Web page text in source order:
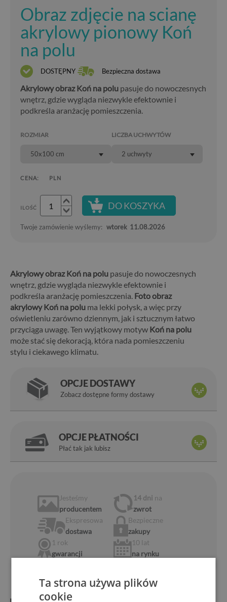
Obraz zdjęcie na scianę
akrylowy pionowy Koń
na polu
DOSTĘPNY Bezpieczna dostawa
Akrylowy obraz Koń na polu pasuje do nowoczesnych
wnętrz, gdzie wygląda niezwykle efektownie i
podkreśla aranżację pomieszczenia.
ROZMIAR
50x100 cm
LICZBA UCHWYTÓW
2 uchwyty
CENA: PLN
ILOŚĆ DO KOSZYKA
Twoje zamówienie wyślemy: wtorek 11.08.2026
Akrylowy obraz Koń na polu pasuje do nowoczesnych
wnętrz, gdzie wygląda niezwykle efektownie i
podkreśla aranżację pomieszczenia. Foto obraz
akrylowy Koń na polu ma lekki połysk, a więc przy
oświetleniu zarówno dziennym, jak i sztucznym łatwo
przyciąga uwagę. Ten wyjątkowy motyw Koń na polu
może stać się dekoracją, która nada pomieszczeniu
stylu i ciekawego klimatu.
OPCJE DOSTAWY
Zobacz dostępne formy dostawy
OPCJE PŁATNOŚCI
Płać tak jak lubisz
Jesteśmy
producentem
14 dni na
zwrot
Ekspresowa
dostawa
Bezpieczne
zakupy
1 rok
gwarancji
10 lat
na rynku
Ta strona używa plików
cookie